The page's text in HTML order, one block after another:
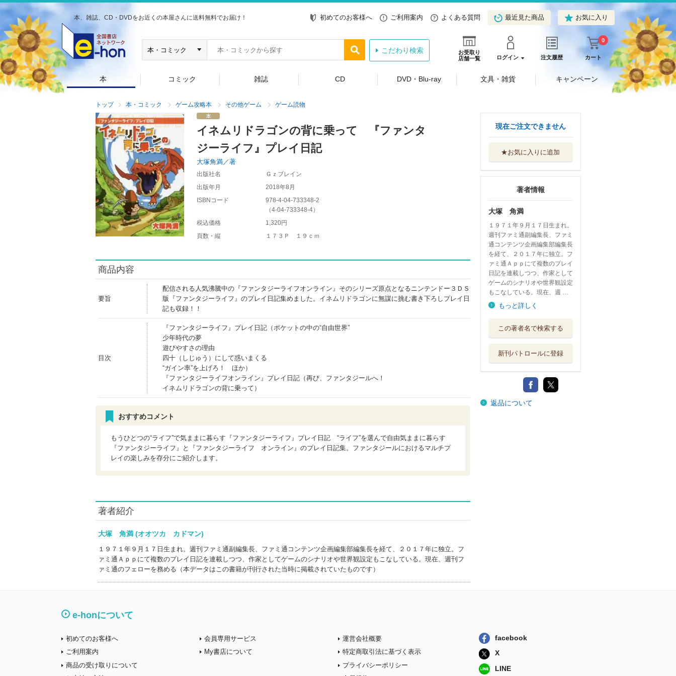
本、雑誌、CD・DVDをお近くの本屋さんに送料無料でお届け！ 初めてのお客様へ ご利用案内 よくある質問 最近見た商品 お気に入り
お受取り
店舗一覧
ログイン 注文履歴 カート
0
こだわり検索
本 コミック 雑誌 CD DVD・Blu-ray 文具・雑貨 キャンペーン
トップ 本・コミック ゲーム攻略本 その他ゲーム ゲーム読物
イネムリドラゴンの背に乗って 『ファンタ
ジーライフ』プレイ日記
大塚角満／著
出版社名
Ｇｚブレイン
出版年月
2018年8月
ISBNコード
978-4-04-733348-2
（4-04-733348-4）
税込価格
1,320円
頁数・縦
１７３Ｐ １９ｃｍ
商品内容
要旨
配信される人気沸騰中の『ファンタジーライフオンライン』そのシリーズ原点となるニンテンドー３ＤＳ
版『ファンタジーライフ』のプレイ日記集めました。イネムリドラゴンに無謀に挑む書き下ろしプレイ日
記も収録！！
目次
『ファンタジーライフ』プレイ日記（ポケットの中の“自由世界”
少年時代の夢
遊びやすさの理由
四十（しじゅう）にして惑いまくる
“ガイン率”を上げろ！ ほか）
『ファンタジーライフオンライン』プレイ日記（再び、ファンタジールへ！
イネムリドラゴンの背に乗って）
おすすめコメント
もうひとつの“ライフ”で気ままに暮らす『ファンタジーライフ』プレイ日記 “ライフ”を選んで自由気ままに暮らす
『ファンタジーライフ』と『ファンタジーライフ オンライン』のプレイ日記集。ファンタジールにおけるマルチプ
レイの楽しみを存分にご紹介します。
著者紹介
大塚 角満 (オオツカ カドマン)
１９７１年９月１７日生まれ。週刊ファミ通副編集長、ファミ通コンテンツ企画編集部編集長を経て、２０１７年に独立。フ
ァミ通Ａｐｐにて複数のプレイ日記を連載しつつ、作家としてゲームのシナリオや世界観設定もこなしている。現在、週刊フ
ァミ通のフェローを務める（本データはこの書籍が刊行された当時に掲載されていたものです）
現在ご注文できません
★お気に入りに追加
著者情報
大塚 角満
１９７１年９月１７日生まれ。
週刊ファミ通副編集長、ファミ
通コンテンツ企画編集部編集長
を経て、２０１７年に独立。フ
ァミ通Ａｐｐにて複数のプレイ
日記を連載しつつ、作家として
ゲームのシナリオや世界観設定
もこなしている。現在、週 …
もっと詳しく
この著者名で検索する
新刊パトロールに登録
返品について
e-honについて
初めてのお客様へ
ご利用案内
商品の受け取りについて
会員専用サービス
My書店について
運営会社概要
特定商取引法に基づく表示
プライバシーポリシー
facebook
X
LINE